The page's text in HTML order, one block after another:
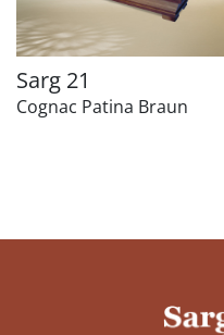
Sarg 21
Cognac Patina Braun